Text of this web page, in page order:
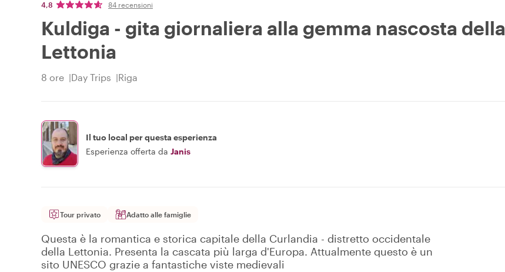
4,8 84 recensioni
Kuldiga - gita giornaliera alla gemma nascosta della
Lettonia
8 ore Day Trips Riga
Il tuo local per questa esperienza
Esperienza offerta da Janis
Tour privato Adatto alle famiglie
Questa è la romantica e storica capitale della Curlandia - distretto occidentale
della Lettonia. Presenta la cascata più larga d'Europa. Attualmente questo è un
sito UNESCO grazie a fantastiche viste medievali